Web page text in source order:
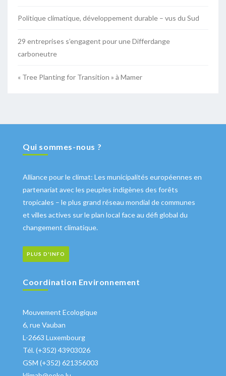
Politique climatique, développement durable – vus du Sud
29 entreprises s’engagent pour une Differdange
carboneutre
« Tree Planting for Transition » à Mamer
Qui sommes-nous ?
Alliance pour le climat: Les municipalités européennes en
partenariat avec les peuples indigènes des forêts
tropicales – le plus grand réseau mondial de communes
et villes actives sur le plan local face au défi global du
changement climatique.
PLUS D'INFO
Coordination Environnement
Mouvement Ecologique
6, rue Vauban
L-2663 Luxembourg
Tél. (+352) 43903026
GSM (+352) 621356003